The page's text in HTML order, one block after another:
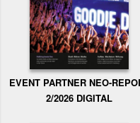
EVENT PARTNER NEO-
2/2026 DIGITAL